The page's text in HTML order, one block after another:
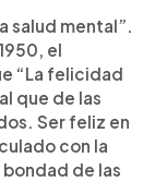
salud mental”.
el
“La felicidad
que de las
Ser feliz en
con la
de las